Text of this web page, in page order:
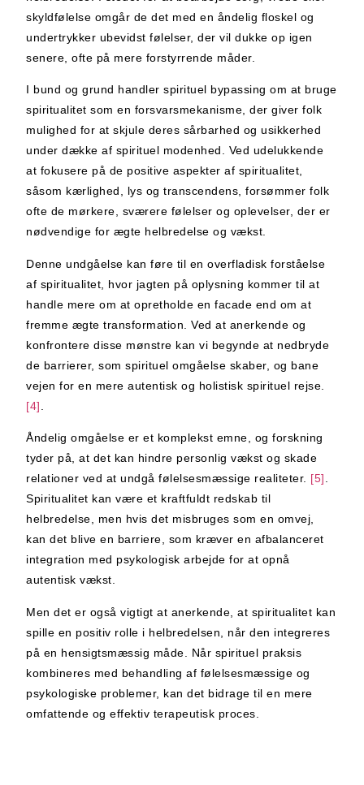
skyldfølelse omgår de det med en åndelig floskel og
undertrykker ubevidst følelser, der vil dukke op igen
senere, ofte på mere forstyrrende måder.
I bund og grund handler spirituel bypassing om at bruge
spiritualitet som en forsvarsmekanisme, der giver folk
mulighed for at skjule deres sårbarhed og usikkerhed
under dække af spirituel modenhed. Ved udelukkende
at fokusere på de positive aspekter af spiritualitet,
såsom kærlighed, lys og transcendens, forsømmer folk
ofte de mørkere, sværere følelser og oplevelser, der er
nødvendige for ægte helbredelse og vækst.
Denne undgåelse kan føre til en overfladisk forståelse
af spiritualitet, hvor jagten på oplysning kommer til at
handle mere om at opretholde en facade end om at
fremme ægte transformation. Ved at anerkende og
konfrontere disse mønstre kan vi begynde at nedbryde
de barrierer, som spirituel omgåelse skaber, og bane
vejen for en mere autentisk og holistisk spirituel rejse.
[4]
Åndelig omgåelse er et komplekst emne, og forskning
tyder på, at det kan hindre personlig vækst og skade
relationer ved at undgå følelsesmæssige realiteter. [5]
Spiritualitet kan være et kraftfuldt redskab til
helbredelse, men hvis det misbruges som en omvej,
kan det blive en barriere, som kræver en afbalanceret
integration med psykologisk arbejde for at opnå
autentisk vækst.
Men det er også vigtigt at anerkende, at spiritualitet kan
spille en positiv rolle i helbredelsen, når den integreres
på en hensigtsmæssig måde. Når spirituel praksis
kombineres med behandling af følelsesmæssige og
psykologiske problemer, kan det bidrage til en mere
omfattende og effektiv terapeutisk proces.